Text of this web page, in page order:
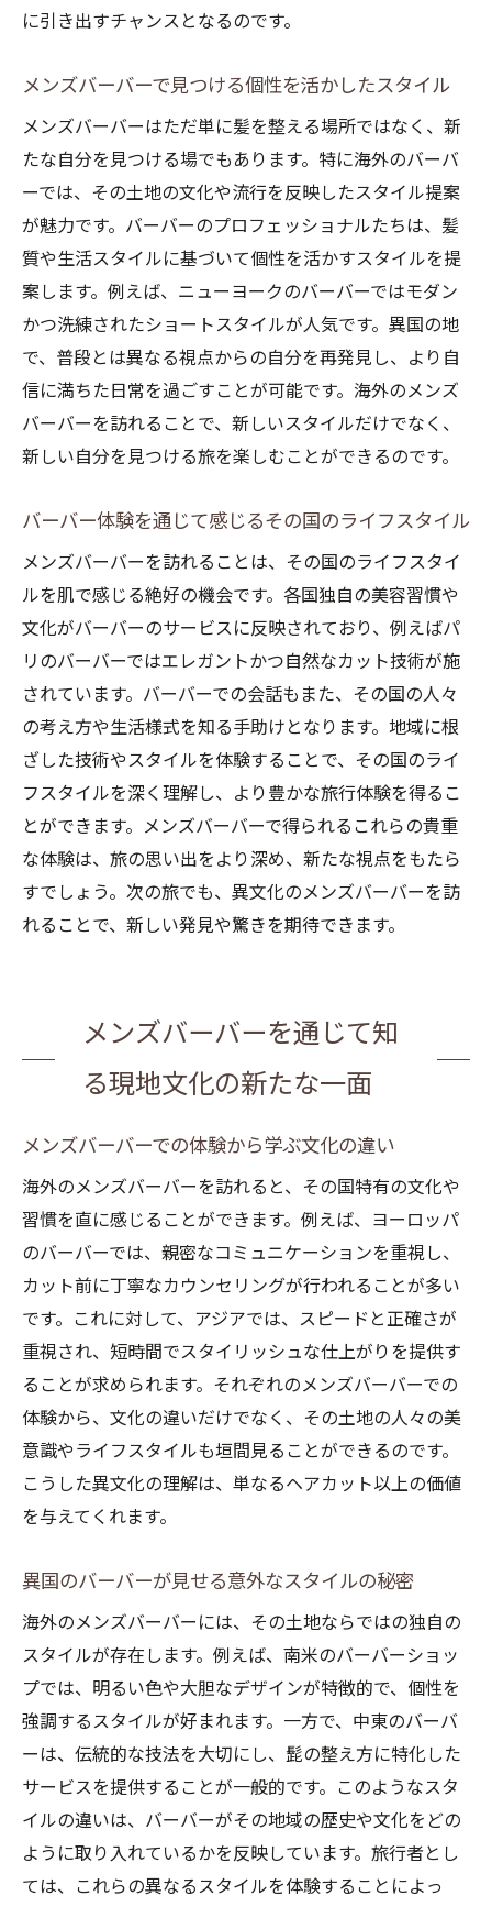
に引き出すチャンスとなるのです。
メンズバーバーで見つける個性を活かしたスタイル
メンズバーバーはただ単に髪を整える場所ではなく、新
たな自分を見つける場でもあります。特に海外のバーバ
ーでは、その土地の文化や流行を反映したスタイル提案
が魅力です。バーバーのプロフェッショナルたちは、髪
質や生活スタイルに基づいて個性を活かすスタイルを提
案します。例えば、ニューヨークのバーバーではモダン
かつ洗練されたショートスタイルが人気です。異国の地
で、普段とは異なる視点からの自分を再発見し、より自
信に満ちた日常を過ごすことが可能です。海外のメンズ
バーバーを訪れることで、新しいスタイルだけでなく、
新しい自分を見つける旅を楽しむことができるのです。
バーバー体験を通じて感じるその国のライフスタイル
メンズバーバーを訪れることは、その国のライフスタイ
ルを肌で感じる絶好の機会です。各国独自の美容習慣や
文化がバーバーのサービスに反映されており、例えばパ
リのバーバーではエレガントかつ自然なカット技術が施
されています。バーバーでの会話もまた、その国の人々
の考え方や生活様式を知る手助けとなります。地域に根
ざした技術やスタイルを体験することで、その国のライ
フスタイルを深く理解し、より豊かな旅行体験を得るこ
とができます。メンズバーバーで得られるこれらの貴重
な体験は、旅の思い出をより深め、新たな視点をもたら
すでしょう。次の旅でも、異文化のメンズバーバーを訪
れることで、新しい発見や驚きを期待できます。
メンズバーバーを通じて知
る現地文化の新たな一面
メンズバーバーでの体験から学ぶ文化の違い
海外のメンズバーバーを訪れると、その国特有の文化や
習慣を直に感じることができます。例えば、ヨーロッパ
のバーバーでは、親密なコミュニケーションを重視し、
カット前に丁寧なカウンセリングが行われることが多い
です。これに対して、アジアでは、スピードと正確さが
重視され、短時間でスタイリッシュな仕上がりを提供す
ることが求められます。それぞれのメンズバーバーでの
体験から、文化の違いだけでなく、その土地の人々の美
意識やライフスタイルも垣間見ることができるのです。
こうした異文化の理解は、単なるヘアカット以上の価値
を与えてくれます。
異国のバーバーが見せる意外なスタイルの秘密
海外のメンズバーバーには、その土地ならではの独自の
スタイルが存在します。例えば、南米のバーバーショッ
プでは、明るい色や大胆なデザインが特徴的で、個性を
強調するスタイルが好まれます。一方で、中東のバーバ
ーは、伝統的な技法を大切にし、髭の整え方に特化した
サービスを提供することが一般的です。このようなスタ
イルの違いは、バーバーがその地域の歴史や文化をどの
ように取り入れているかを反映しています。旅行者とし
ては、これらの異なるスタイルを体験することによっ